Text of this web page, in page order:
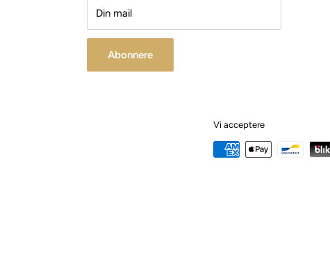
Din mail
Abonnere
Vi acceptere